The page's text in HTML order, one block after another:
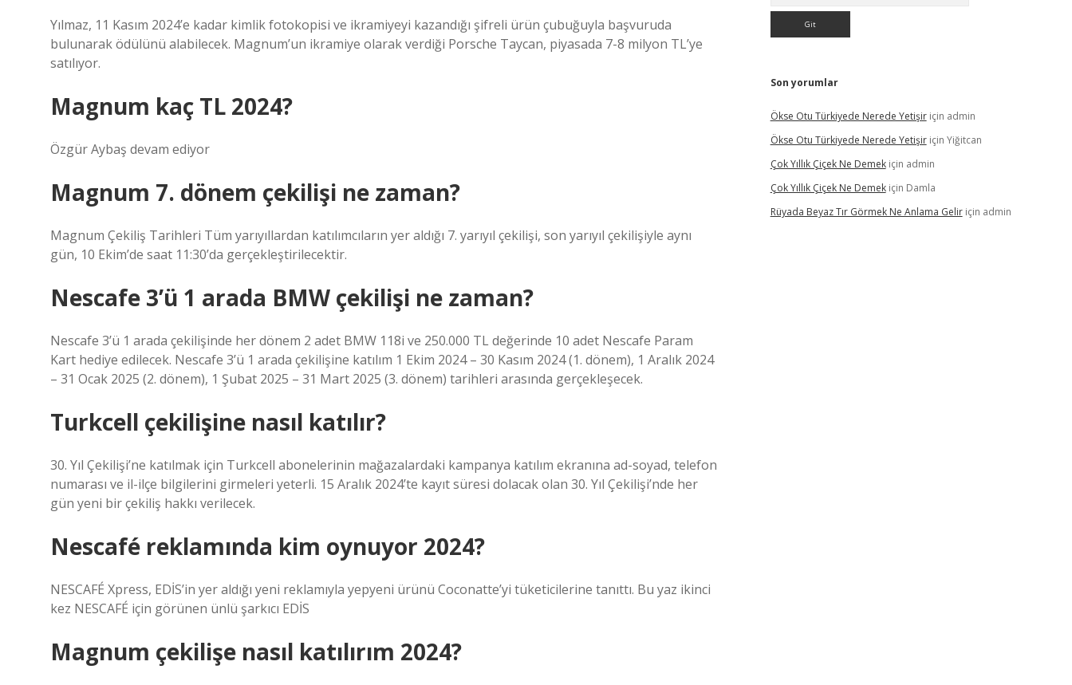
Yılmaz, 11 Kasım 2024’e kadar kimlik fotokopisi ve ikramiyeyi kazandığı şifreli ürün çubuğuyla başvuruda
bulunarak ödülünü alabilecek. Magnum’un ikramiye olarak verdiği Porsche Taycan, piyasada 7-8 milyon TL’ye
satılıyor.
Magnum kaç TL 2024?
Özgür Aybaş devam ediyor
Magnum 7. dönem çekilişi ne zaman?
Magnum Çekiliş Tarihleri ​​Tüm yarıyıllardan katılımcıların yer aldığı 7. yarıyıl çekilişi, son yarıyıl çekilişiyle aynı
gün, 10 Ekim’de saat 11:30’da gerçekleştirilecektir.
Nescafe 3’ü 1 arada BMW çekilişi ne zaman?
Nescafe 3’ü 1 arada çekilişinde her dönem 2 adet BMW 118i ve 250.000 TL değerinde 10 adet Nescafe Param
Kart hediye edilecek. Nescafe 3’ü 1 arada çekilişine katılım 1 Ekim 2024 – 30 Kasım 2024 (1. dönem), 1 Aralık 2024
– 31 Ocak 2025 (2. dönem), 1 Şubat 2025 – 31 Mart 2025 (3. dönem) tarihleri ​​arasında gerçekleşecek.
Turkcell çekilişine nasıl katılır?
30. Yıl Çekilişi’ne katılmak için Turkcell abonelerinin mağazalardaki kampanya katılım ekranına ad-soyad, telefon
numarası ve il-ilçe bilgilerini girmeleri yeterli. 15 Aralık 2024’te kayıt süresi dolacak olan 30. Yıl Çekilişi’nde her
gün yeni bir çekiliş hakkı verilecek.
Nescafé reklamında kim oynuyor 2024?
NESCAFÉ Xpress, EDİS’in yer aldığı yeni reklamıyla yepyeni ürünü Coconatte’yi tüketicilerine tanıttı. Bu yaz ikinci
kez NESCAFÉ için görünen ünlü şarkıcı EDİS
Magnum çekilişe nasıl katılırım 2024?
Son yorumlar
Ökse Otu Türkiyede Nerede Yetişiriçin admin
Ökse Otu Türkiyede Nerede Yetişiriçin Yiğitcan
Çok Yıllık Çiçek Ne Demekiçin admin
Çok Yıllık Çiçek Ne Demekiçin Damla
Rüyada Beyaz Tır Görmek Ne Anlama Geliriçin admin